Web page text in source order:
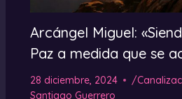
Arcángel Miguel:
Paz a medida que se
28 diciembre, 2024 /
Santiago Guerrero